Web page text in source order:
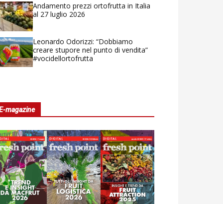
Andamento prezzi ortofrutta in Italia
al 27 luglio 2026
Leonardo Odorizzi: “Dobbiamo
creare stupore nel punto di vendita”
#vocidellortofrutta
magazine